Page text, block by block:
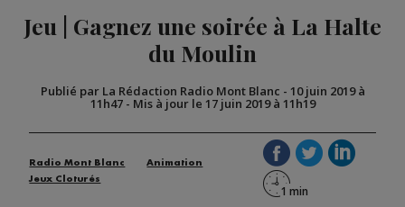
Jeu | Gagnez une soirée à La Halte
du Moulin
Publié par La Rédaction Radio Mont Blanc - 10 juin 2019 à
11h47- Mis à jour le 17 juin 2019 à 11h19
Radio Mont Blanc
Animation
Jeux Cloturés